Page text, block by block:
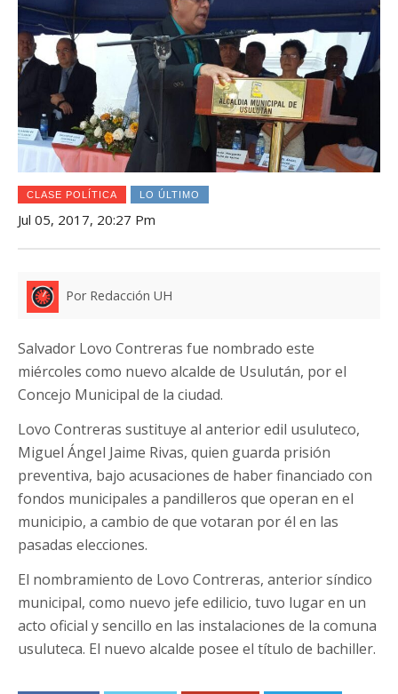
CLASE POLÍTICA LO ÚLTIMO
Jul 05, 2017, 20:27 Pm
Por Redacción UH
Salvador Lovo Contreras fue nombrado este
miércoles como nuevo alcalde de Usulután, por el
Concejo Municipal de la ciudad.
Lovo Contreras sustituye al anterior edil usuluteco,
Miguel Ángel Jaime Rivas, quien guarda prisión
preventiva, bajo acusaciones de haber financiado con
fondos municipales a pandilleros que operan en el
municipio, a cambio de que votaran por él en las
pasadas elecciones.
El nombramiento de Lovo Contreras, anterior síndico
municipal, como nuevo jefe edilicio, tuvo lugar en un
acto oficial y sencillo en las instalaciones de la comuna
usuluteca. El nuevo alcalde posee el título de bachiller.